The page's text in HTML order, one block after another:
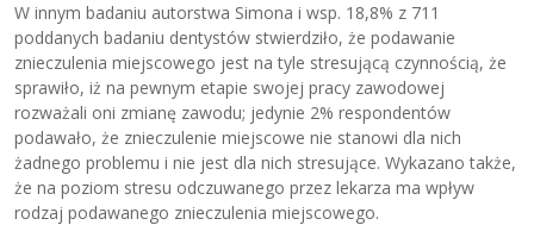
W innym badaniu autorstwa Simona i wsp. 18,8% z 711
poddanych badaniu dentystów stwierdziło, że podawanie
znieczulenia miejscowego jest na tyle stresującą czynnością, że
sprawiło, iż na pewnym etapie swojej pracy zawodowej
rozważali oni zmianę zawodu; jedynie 2% respondentów
podawało, że znieczulenie miejscowe nie stanowi dla nich
żadnego problemu i nie jest dla nich stresujące. Wykazano także,
że na poziom stresu odczuwanego przez lekarza ma wpływ
rodzaj podawanego znieczulenia miejscowego.